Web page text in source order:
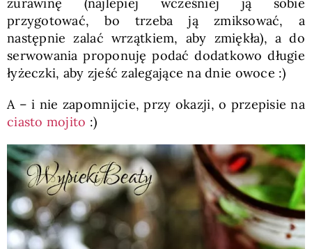
przygotować, bo trzeba ją zmiksować, a
następnie zalać wrzątkiem, aby zmiękła), a do
serwowania proponuję podać dodatkowo długie
łyżeczki, aby zjeść zalegające na dnie owoce :)
A – i nie zapomnijcie, przy okazji, o przepisie na
ciasto mojito :)